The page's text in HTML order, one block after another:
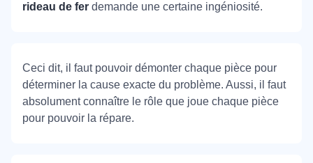
rideau de fer demande une certaine ingéniosité.
Ceci dit, il faut pouvoir démonter chaque pièce pour
déterminer la cause exacte du problème. Aussi, il faut
absolument connaître le rôle que joue chaque pièce
pour pouvoir la répare.